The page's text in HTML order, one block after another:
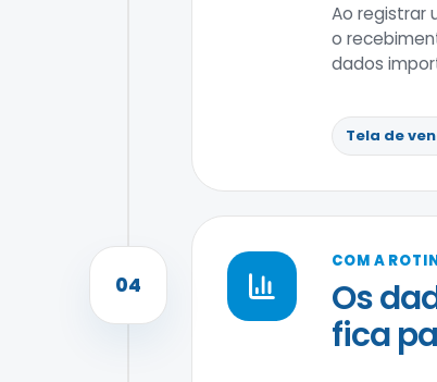
Ao registrar
o
dados
Tela de
04
COM A
Os
fica